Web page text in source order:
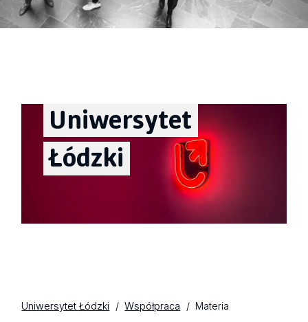
Uniwersytet
Łódzki
Uniwersytet Łódzki Współpraca Materia